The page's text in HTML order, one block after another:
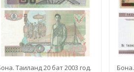
Таиланд 20 бат 2003 год.